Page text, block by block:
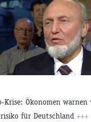
Krise: Ökonomen warnen
für Deutschland +++